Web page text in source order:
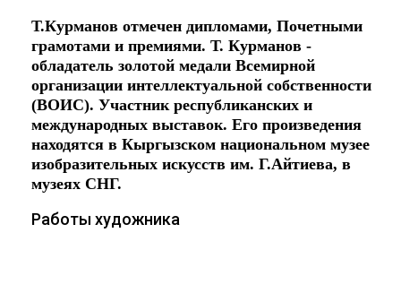
Т.Курманов отмечен дипломами, Почетными
грамотами и премиями. Т. Курманов -
обладатель золотой медали Всемирной
организации интеллектуальной собственности
(ВОИС). Участник республиканских и
международных выставок. Его произведения
находятся в Кыргызском национальном музее
изобразительных искусств им. Г.Айтиева, в
музеях СНГ.
Работы художника